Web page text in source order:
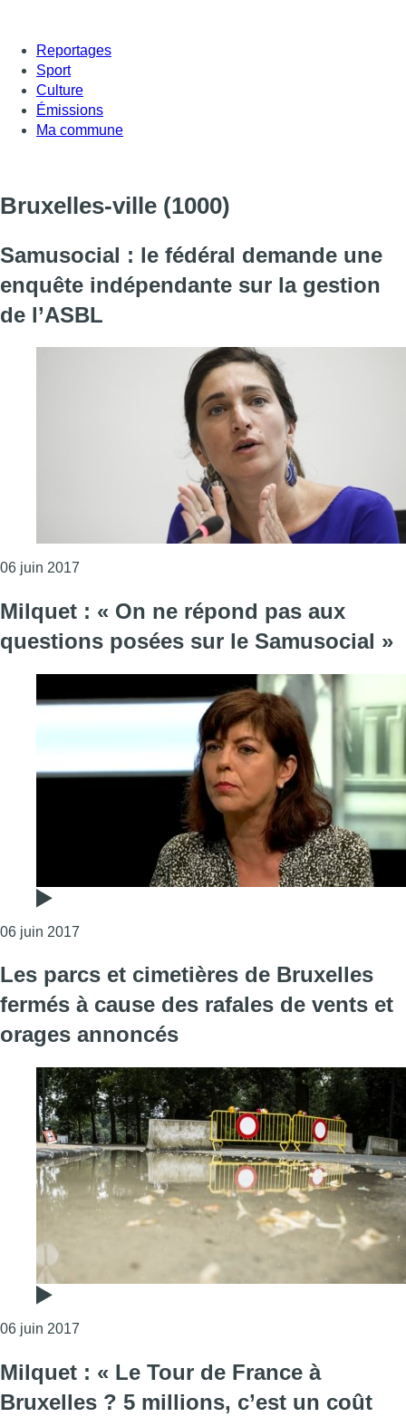
Reportages
Sport
Culture
Émissions
Ma commune
Bruxelles-ville (1000)
Samusocial : le fédéral demande une
enquête indépendante sur la gestion
de l’ASBL
06 juin 2017
Milquet : « On ne répond pas aux
questions posées sur le Samusocial »
06 juin 2017
Les parcs et cimetières de Bruxelles
fermés à cause des rafales de vents et
orages annoncés
06 juin 2017
Milquet : « Le Tour de France à
Bruxelles ? 5 millions, c’est un coût